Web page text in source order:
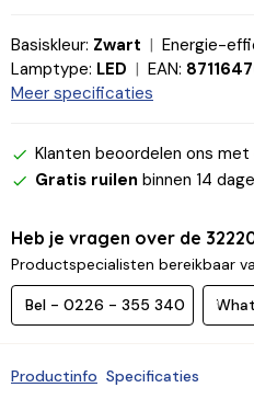
Basiskleur: Zwart Energie-
Lamptype: LED EAN:
Meer specificaties
Klanten beoordelen ons met
Gratis ruilen binnen 14
Heb je vragen over de
Productspecialisten bereikbaar
Bel - 0226 - 355 340
Productinfo Specificaties